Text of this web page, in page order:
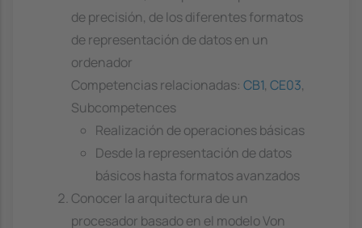
de precisión, de los diferentes formatos
de representación de datos en un
ordenador
Competencias relacionadas: CB1, CE03,
Subcompetences
Realización de operaciones básicas
Desde la representación de datos
básicos hasta formatos avanzados
Conocer la arquitectura de un
procesador basado en el modelo Von